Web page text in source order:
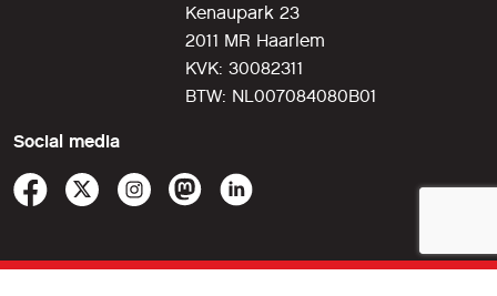
Kenaupark 23
2011 MR Haarlem
KVK: 30082311
BTW: NL007084080B01
Social media